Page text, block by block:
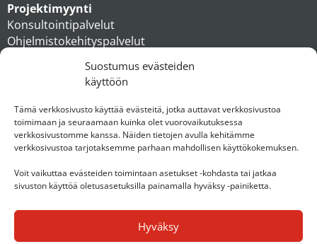
Suostumus evästeiden
käyttöön
Tämä verkkosivusto käyttää evästeitä, jotka auttavat verkkosivustoa
toimimaan ja seuraamaan kuinka olet vuorovaikutuksessa
verkkosivustomme kanssa. Näiden tietojen avulla kehitämme
verkkosivustoa tarjotaksemme parhaan mahdollisen käyttökokemuksen.
Voit vaikuttaa evästeiden toimintaan asetukset -kohdasta tai jatkaa
sivuston käyttöä oletusasetuksilla painamalla hyväksy -painiketta.
Hyväksy
Projektimyynti
Konsultointipalvelut
Ohjelmistokehityspalvelut
Ihmiset
Konserni
Ota yhteyttä